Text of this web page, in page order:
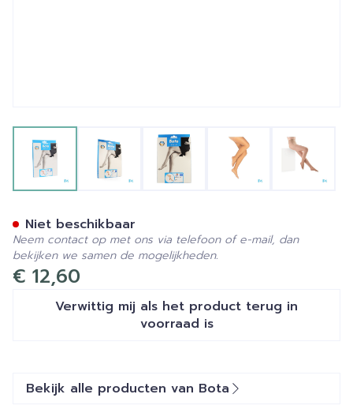
View larger imageView larger imageView larger imageView larger image
€ 12,60
Verwittig mij als het product terug in
voorraad is
Niet beschikbaar
Neem contact op met ons via telefoon of e-mail, dan
bekijken we samen de mogelijkheden.
Bekijk alle producten van Bota